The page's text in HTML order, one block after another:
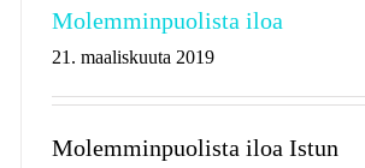
Molemminpuolista iloa
21. maaliskuuta 2019
Molemminpuolista iloa Istun